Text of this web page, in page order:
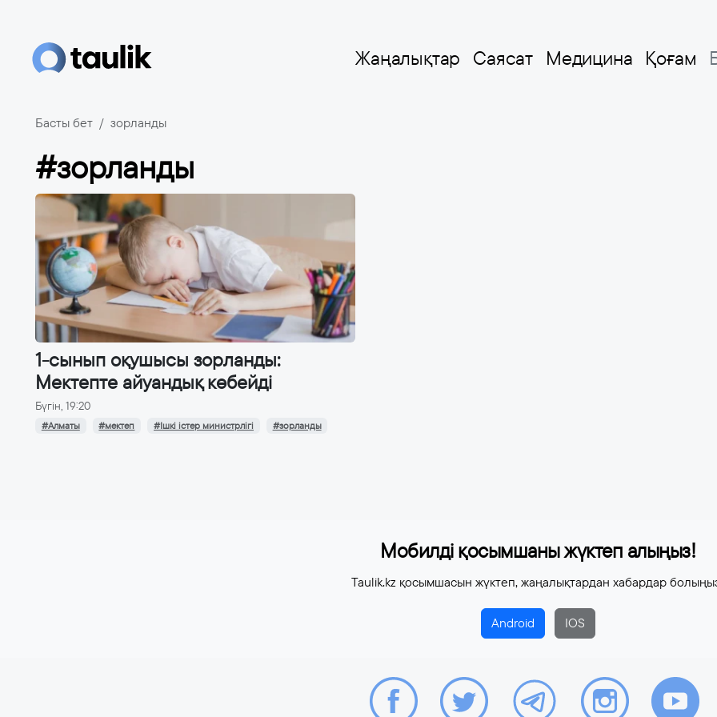
Жаңалықтар Саясат Медицина Қоғам
Басты бет зорланды
#зорланды
1-сынып оқушысы зорланды:
Мектепте айуандық көбейді
Бүгін, 19:20
#Алматы #мектеп #Ішкі істер министрлігі #зорланды
Мобилді қосымшаны жүктеп алыңыз!
Taulik.kz қосымшасын жүктеп, жаңалықтардан хабардар
Android IOS